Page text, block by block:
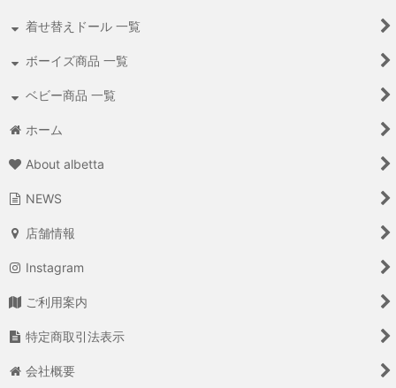
着せ替えドール 一覧
ボーイズ商品 一覧
ベビー商品 一覧
ホーム
About albetta
NEWS
店舗情報
Instagram
ご利用案内
特定商取引法表示
会社概要